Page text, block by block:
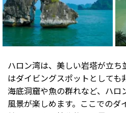
ハロン湾は、美しい岩塔が立
はダイビングスポットとしても
海底洞窟や魚の群れなど、ハ
風景が楽しめます。ここでのダ